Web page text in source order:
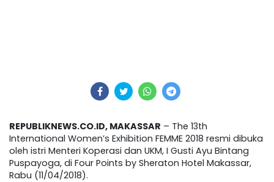
REPUBLIKNEWS.CO.ID, MAKASSAR – The 13th
International Women’s Exhibition FEMME 2018 resmi dibuka
oleh istri Menteri Koperasi dan UKM, I Gusti Ayu Bintang
Puspayoga, di Four Points by Sheraton Hotel Makassar,
Rabu (11/04/2018).